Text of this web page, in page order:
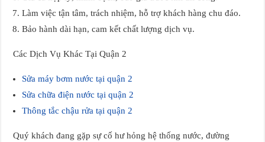
Làm việc tận tâm, trách nhiệm, hỗ trợ khách hàng chu đáo.
Bảo hành dài hạn, cam kết chất lượng dịch vụ.
Các Dịch Vụ Khác Tại Quận 2
Sửa máy bơm nước tại quận 2
Sửa chữa điện nước tại quận 2
Thông tắc chậu rửa tại quận 2
Quý khách đang gặp sự cố hư hỏng hệ thống nước, đường